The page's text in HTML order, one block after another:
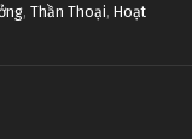
, Thần Thoại, Hoạt